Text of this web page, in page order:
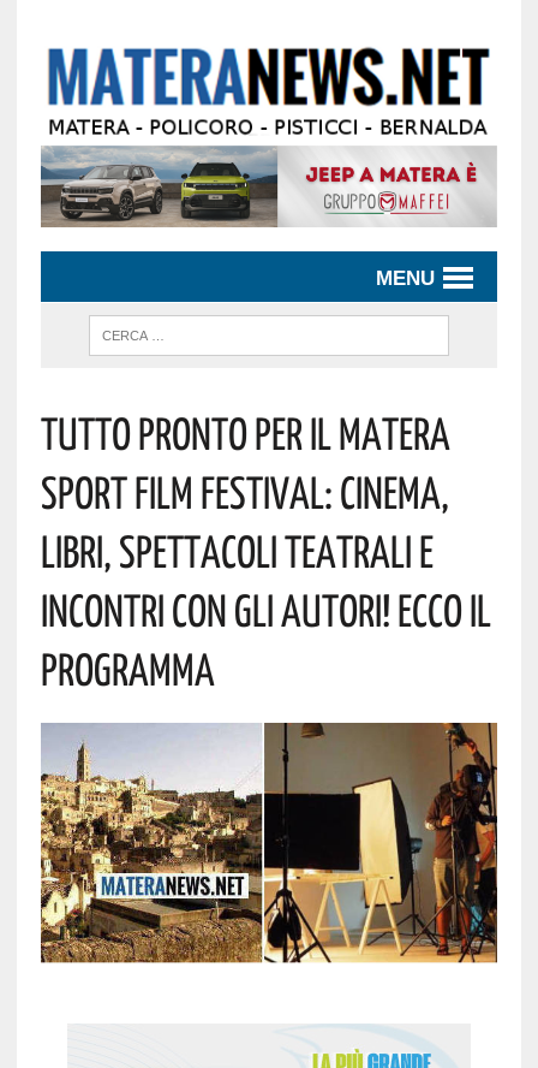
MENU
Tutto Pronto Per Il Matera
Sport Film Festival: Cinema,
Libri, Spettacoli Teatrali E
Incontri Con Gli Autori! Ecco Il
Programma